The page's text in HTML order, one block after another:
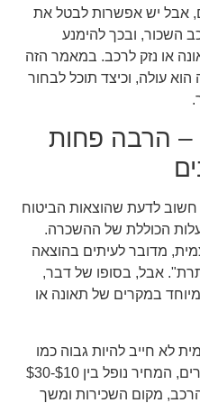
אבל יש אפשרות לבטל את
השכור, ובכך להימנע
או נזק לרכב. במאמר הזה
עולה, וכיצד תוכל לבחור
– הרבה פחות
לדעת שהוצאות הביטוח
הכוללת של ההשכרה.
מדובר לעיתים בהוצאה
אבל, בסופו של דבר,
במקרים של תאונה או
לא חייב להיות גבוה כמו
שאתם אולי חושבים. ברוב המקרים, המחיר נופל בין $10-$30
מקום השכירות ומשך